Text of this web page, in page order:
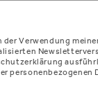
Verwendung
personenbezogenen